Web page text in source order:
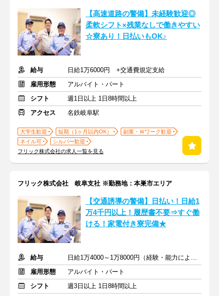
【高速道路の警備】未経験歓迎◎
柔軟シフト×残業なしで働きやすい
☆寮あり！日払いもOK♪
給与
日給1万6000円 +交通費規定支給
雇用形態
アルバイト・パート
シフト
週1日以上 1日8時間以上
アクセス
名鉄岐阜駅
大学生歓迎 短期（1ヶ月以内OK）
副業・Ｗワーク歓迎
ネイル可
シルバー歓迎
フリック株式会社の求人一覧を見る
フリック株式会社 岐阜支社 ※勤務地：本巣市エリア
【交通誘導の警備】日払い！日給1
万4千円以上！履歴書不要⇒すぐ働
ける！家電付き寮完備★
給与
日給1万4000～1万8000円（経験・能力による）
雇用形態
アルバイト・パート
シフト
週3日以上 1日8時間以上